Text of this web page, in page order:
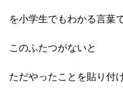
を小学生でもわかる言葉
このふたつがないと
ただやったことを貼り付